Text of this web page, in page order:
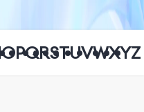
OPQRSTUVWXYZ